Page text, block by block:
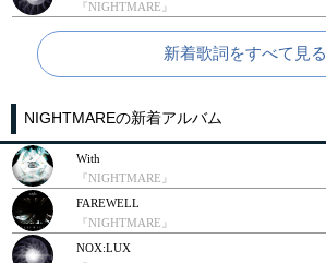
『NIGHTMARE』
新着歌詞をすべて見る
NIGHTMAREの新着アルバム
With
『NIGHTMARE』
FAREWELL
『NIGHTMARE』
NOX:LUX